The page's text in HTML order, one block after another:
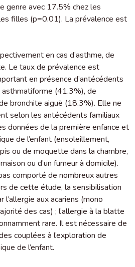
genre avec 17.5% chez les
filles (p=0.01). La prévalence est
en cas d’asthme, de
Le taux de prévalence est
en présence d’antécédents
(41.3%), de
bronchite aiguë (18.3%). Elle ne
selon les antécédents familiaux
données de la première enfance et
de l’enfant (ensoleillement,
ou de moquette dans la chambre,
ou d’un fumeur à domicile).
comporté de nombreux autres
de cette étude, la sensibilisation
aux acariens (mono
des cas) ; l’allergie à la blatte
rare. Il est nécessaire de
couplées à l’exploration de
de l’enfant.